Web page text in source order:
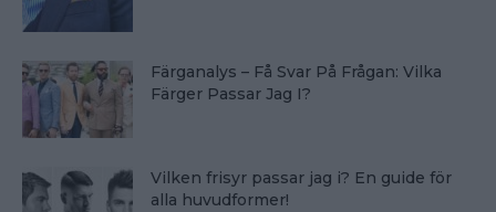
Färganalys – Få Svar På Frågan: Vilka
Färger Passar Jag I?
Vilken frisyr passar jag i? En guide för
alla huvudformer!